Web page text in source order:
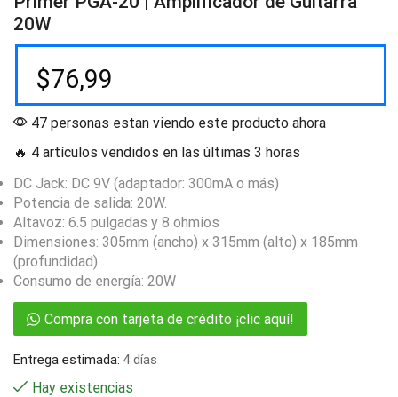
20W
$76,99
47 personas estan viendo este producto ahora
🔥 4 artículos vendidos en las últimas 3 horas
DC Jack: DC 9V (adaptador: 300mA o más)
Potencia de salida: 20W.
Altavoz: 6.5 pulgadas y 8 ohmios
Dimensiones: 305mm (ancho) x 315mm (alto) x 185mm
(profundidad)
Consumo de energía: 20W
Compra con tarjeta de crédito ¡clic aquí!
Entrega estimada: 4 días
Hay existencias